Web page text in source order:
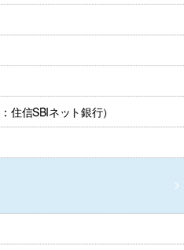
住信SBIネット銀行）